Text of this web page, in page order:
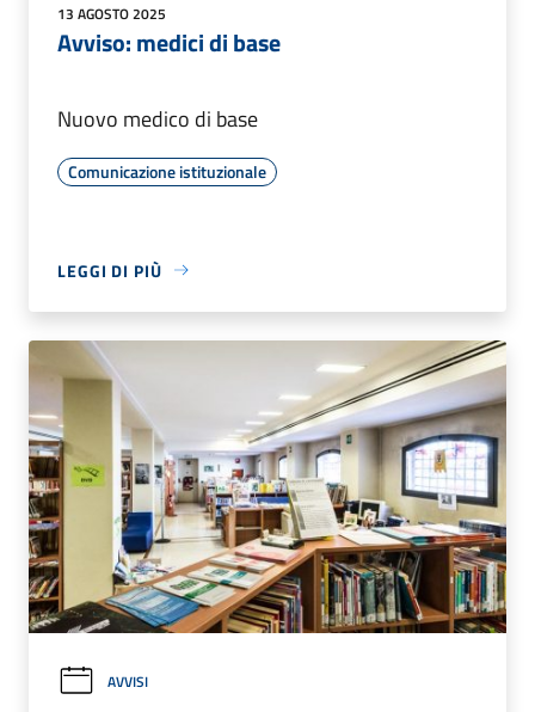
13 AGOSTO 2025
Avviso: medici di base
Nuovo medico di base
Comunicazione istituzionale
LEGGI DI PIÙ
AVVISI